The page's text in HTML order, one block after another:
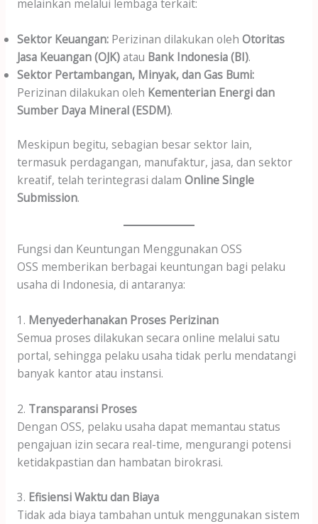
melainkan melalui lembaga terkait:
Sektor Keuangan:Perizinan dilakukan oleh Otoritas
Jasa Keuangan (OJK)atau Bank Indonesia (BI).
Sektor Pertambangan, Minyak, dan Gas Bumi:
Perizinan dilakukan oleh Kementerian Energi dan
Sumber Daya Mineral (ESDM).
Meskipun begitu, sebagian besar sektor lain,
termasuk perdagangan, manufaktur, jasa, dan sektor
kreatif, telah terintegrasi dalam Online Single
Submission.
Fungsi dan Keuntungan Menggunakan OSS
OSS memberikan berbagai keuntungan bagi pelaku
usaha di Indonesia, di antaranya:
1. Menyederhanakan Proses Perizinan
Semua proses dilakukan secara online melalui satu
portal, sehingga pelaku usaha tidak perlu mendatangi
banyak kantor atau instansi.
2. Transparansi Proses
Dengan OSS, pelaku usaha dapat memantau status
pengajuan izin secara real-time, mengurangi potensi
ketidakpastian dan hambatan birokrasi.
3. Efisiensi Waktu dan Biaya
Tidak ada biaya tambahan untuk menggunakan sistem